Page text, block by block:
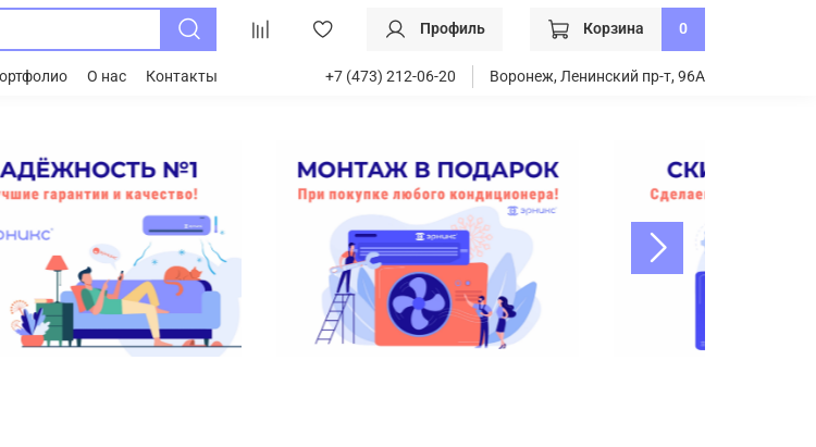
Профиль Корзина 0
О нас Контакты +7 (473) 212-06-20 Воронеж, Ленинский пр-т, 96А